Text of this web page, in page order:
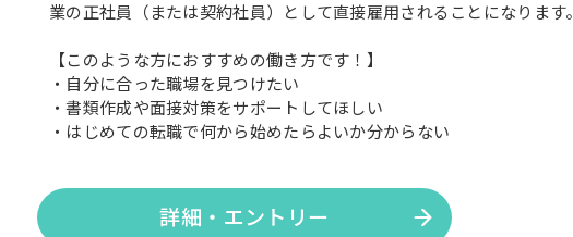
業の正社員（または契約社員）として直接雇用されることになります。
【このような方におすすめの働き方です！】
・自分に合った職場を見つけたい
・書類作成や面接対策をサポートしてほしい
・はじめての転職で何から始めたらよいか分からない
詳細・エントリー